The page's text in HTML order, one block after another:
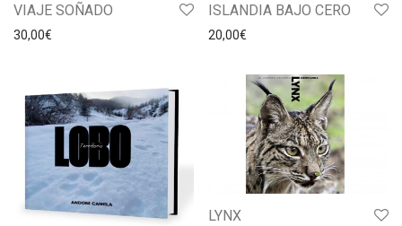
VIAJE SOÑADO
30,00€
ISLANDIA BAJO CERO
20,00€
LYNX